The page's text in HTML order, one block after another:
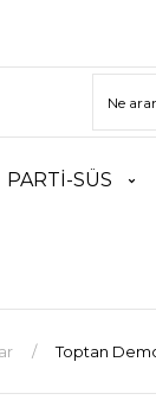
PARTİ-SÜS
Toptan